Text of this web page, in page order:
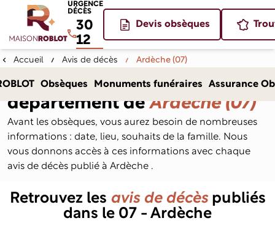
URGENCE
DÉCÈS
30
12
Devis obsèques
Obsèques Monuments funéraires Assurance
Accueil Avis de décès Ardèche (07)
Avis de décès dans le
département deArdèche (07)
Avant les obsèques, vous aurez besoin de nombreuses
informations : date, lieu, souhaits de la famille. Nous
vous donnons accès à ces informations avec chaque
avis de décès publié à Ardèche .
Retrouvez les avis de décèspubliés
dans le 07 - Ardèche